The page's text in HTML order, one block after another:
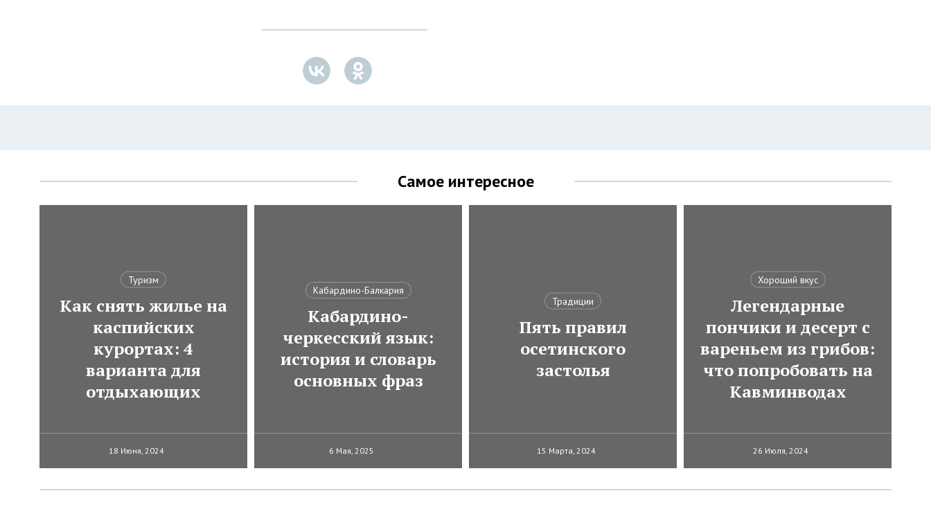
Самое интересное
Туризм
Как снять жилье на
каспийских
курортах: 4
варианта для
отдыхающих
18 Июня, 2024
Кабардино-Балкария
Кабардино-
черкесский язык:
история и словарь
основных фраз
6 Мая, 2025
Традиции
Пять правил
осетинского
застолья
15 Марта, 2024
Хороший вкус
Легендарные
пончики и десерт с
вареньем из грибов:
что попробовать на
Кавминводах
26 Июля, 2024